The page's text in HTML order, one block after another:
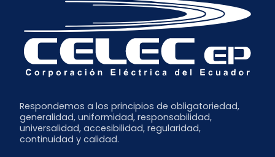
Respondemos a los principios de obligatoriedad,
generalidad, uniformidad, responsabilidad,
universalidad, accesibilidad, regularidad,
continuidad y calidad.